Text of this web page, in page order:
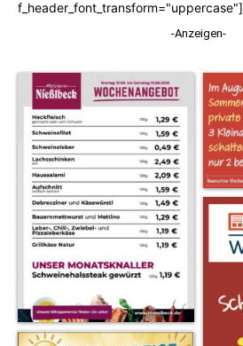
f_header_font_transform="uppercase"]
-Anzeigen-